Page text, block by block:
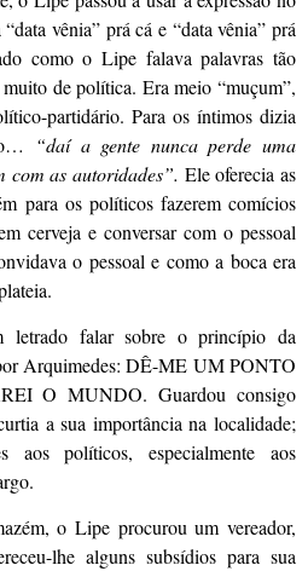
vênia” prá cá e “data vênia” prá
como o Lipe falava palavras tão
de política. Era meio “muçum”,
partidário. Para os íntimos dizia
“daí a gente nunca perde uma
com as autoridades”. Ele oferecia as
para os políticos fazerem comícios
cerveja e conversar com o pessoal
o pessoal e como a boca era
letrado falar sobre o princípio da
Arquimedes: DÊ-ME UM PONTO
O MUNDO. Guardou consigo
a sua importância na localidade;
aos políticos, especialmente aos
o Lipe procurou um vereador,
lhe alguns subsídios para sua